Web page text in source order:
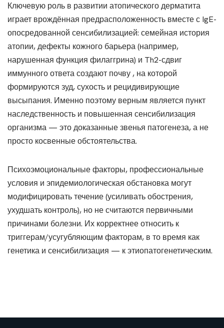
Ключевую роль в развитии атопического дерматита
играет врождённая предрасположенность вместе с IgE-
опосредованной сенсибилизацией: семейная история
атопии, дефекты кожного барьера (например,
нарушенная функция филаггрина) и Th2-сдвиг
иммунного ответа создают почву , на которой
формируются зуд, сухость и рецидивирующие
высыпания. Именно поэтому верным является пункт
наследственность и повышенная сенсибилизация
организма — это доказанные звенья патогенеза, а не
просто косвенные обстоятельства.
Психоэмоциональные факторы, профессиональные
условия и эпидемиологическая обстановка могут
модифицировать течение (усиливать обострения,
ухудшать контроль), но не считаются первичными
причинами болезни. Их корректнее относить к
триггерам/усугубляющим факторам, в то время как
генетика и сенсибилизация — к этиопатогенетическим.